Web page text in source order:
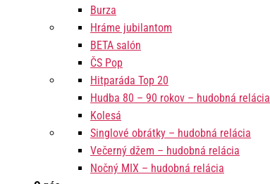
Burza
Hráme jubilantom
BETA salón
ČS Pop
Hitparáda Top 20
Hudba 80 – 90 rokov – hudobná relácia
Kolesá
Singlové obrátky – hudobná relácia
Večerný džem – hudobná relácia
Nočný MIX – hudobná relácia